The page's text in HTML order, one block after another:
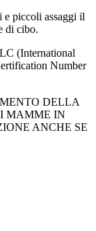
e piccoli assaggi il
di cibo.
(International
Number
DELLA
MAMME IN
ANCHE SE